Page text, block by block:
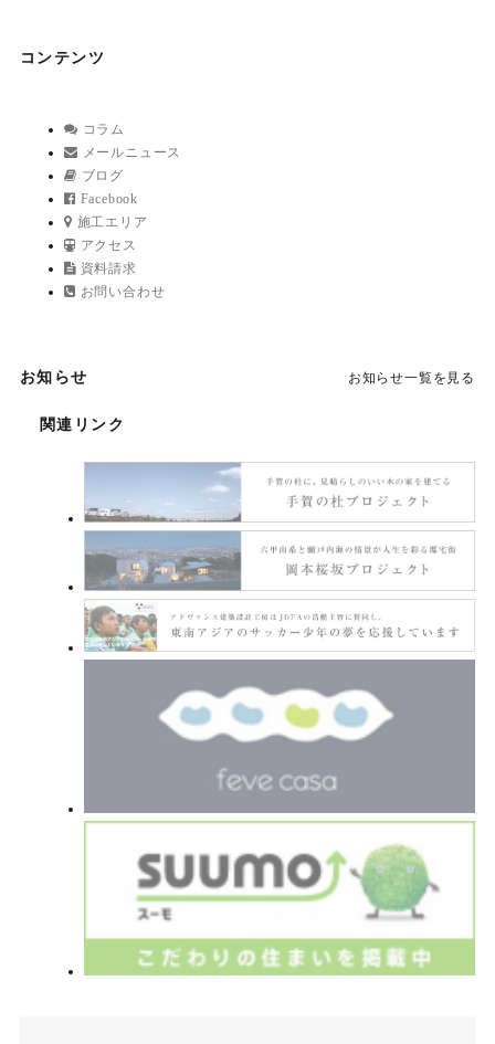
コンテンツ
コラム
メールニュース
ブログ
Facebook
施工エリア
アクセス
資料請求
お問い合わせ
お知らせ お知らせ一覧を見る
関連リンク